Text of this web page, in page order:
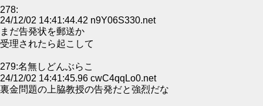
278:
24/12/02 14:41:44.42 n9Y06S330.net
まだ告発状を郵送か
受理されたら起こして
279:名無しどんぶらこ
24/12/02 14:41:45.96 cwC4qqLo0.net
裏金問題の上脇教授の告発だと強烈だな